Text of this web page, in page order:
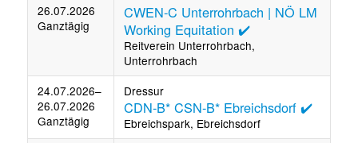
26.07.2026
Ganztägig
CWEN-C Unterrohrbach | NÖ LM
Working Equitation ✔️
Reitverein Unterrohrbach,
Unterrohrbach
24.07.2026–
26.07.2026
Ganztägig
Dressur
CDN-B* CSN-B* Ebreichsdorf ✔️
Ebreichspark, Ebreichsdorf